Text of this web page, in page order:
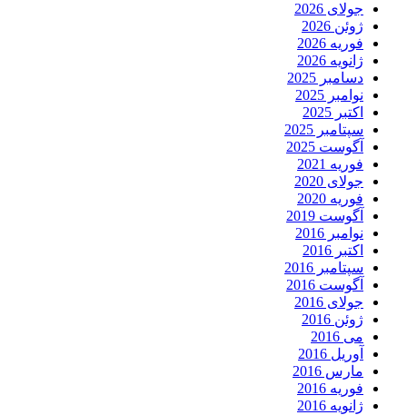
جولای 2026
ژوئن 2026
فوریه 2026
ژانویه 2026
دسامبر 2025
نوامبر 2025
اکتبر 2025
سپتامبر 2025
آگوست 2025
فوریه 2021
جولای 2020
فوریه 2020
آگوست 2019
نوامبر 2016
اکتبر 2016
سپتامبر 2016
آگوست 2016
جولای 2016
ژوئن 2016
می 2016
آوریل 2016
مارس 2016
فوریه 2016
ژانویه 2016